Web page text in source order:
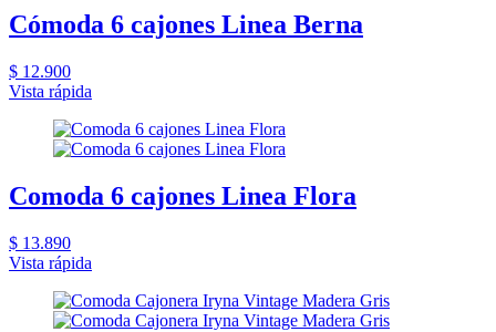
Cómoda 6 cajones Linea Berna
$ 12.900
Vista rápida
Comoda 6 cajones Linea Flora
$ 13.890
Vista rápida